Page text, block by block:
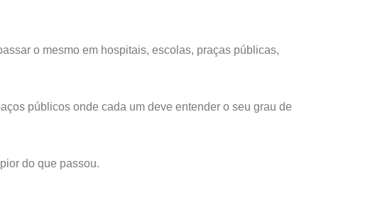
o mesmo em hospitais, escolas, praças públicas,
públicos onde cada um deve entender o seu grau de
do que passou.